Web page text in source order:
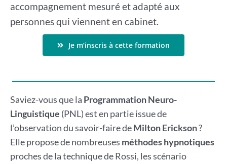
accompagnement mesuré et adapté aux
personnes qui viennent en cabinet.
Je m’inscris à cette formation
Saviez-vous que la Programmation Neuro-
Linguistique (PNL) est en partie issue de
l’observation du savoir-faire deMilton Erickson?
Elle propose de nombreuses méthodes hypnotiques
proches de la technique de Rossi, les scénario